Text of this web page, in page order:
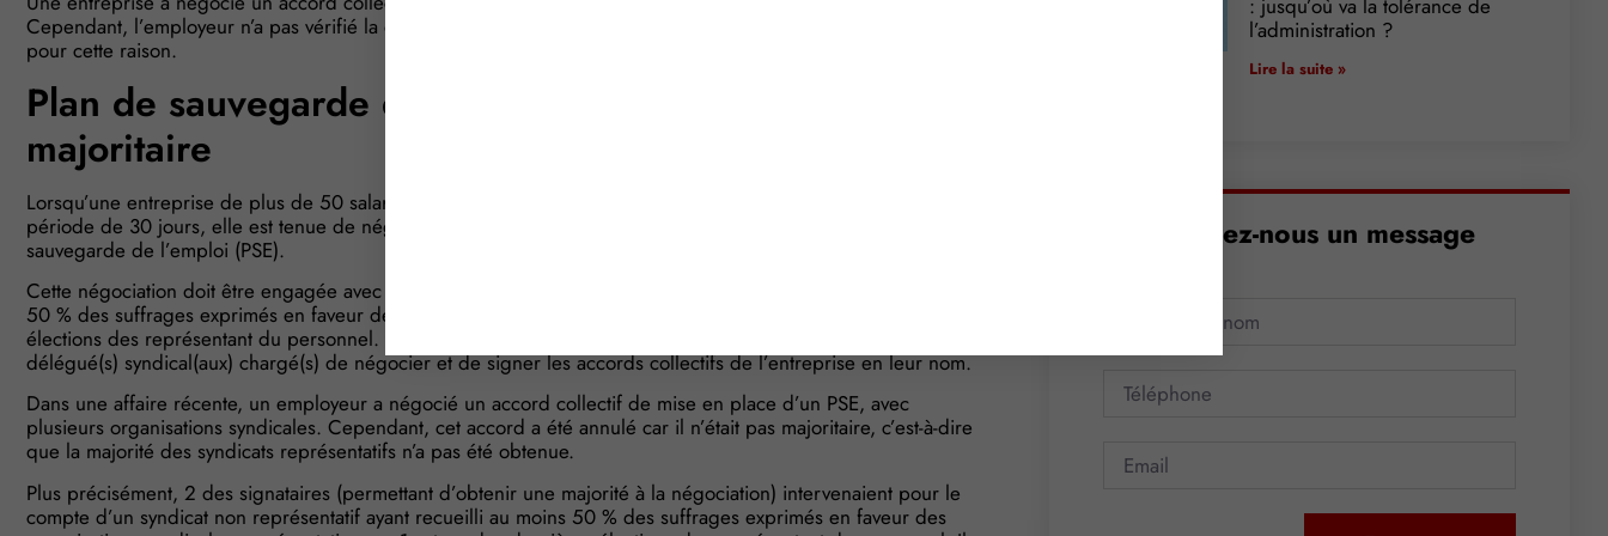
Cependant, l’employeur n’a pas vérifié la qualité des signataires de l’accord… qui va finalement être annulé
pour cette raison.
Plan de sauvegarde de l’emploi : un accord collectif
majoritaire
Lorsqu’une entreprise de plus de 50 salariés envisage le licenciement d’au moins 10 personnes sur une
période de 30 jours, elle est tenue de négocier un accord collectif pour mettre en place un plan de
sauvegarde de l’emploi (PSE).
Cette négociation doit être engagée avec les organisations syndicales représentatives ayant recueilli au moins
50 % des suffrages exprimés en faveur des organisations syndicales représentatives au 1er tour des dernières
élections des représentant du personnel. Ces organisations syndicales représentatives désignent leur(s)
délégué(s) syndical(aux) chargé(s) de négocier et de signer les accords collectifs de l’entreprise en leur nom.
Dans une affaire récente, un employeur a négocié un accord collectif de mise en place d’un PSE, avec
plusieurs organisations syndicales. Cependant, cet accord a été annulé car il n’était pas majoritaire, c’est-à-dire
que la majorité des syndicats représentatifs n’a pas été obtenue.
Plus précisément, 2 des signataires (permettant d’obtenir une majorité à la négociation) intervenaient pour le
compte d’un syndicat non représentatif ayant recueilli au moins 50 % des suffrages exprimés en faveur des
: jusqu’où va la tolérance de
l’administration ?
Lire la suite »
Envoyez-nous un message